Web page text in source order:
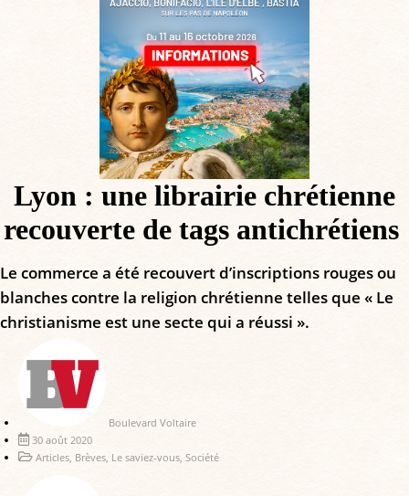
Lyon : une librairie chrétienne
recouverte de tags antichrétiens
Le commerce a été recouvert d’inscriptions rouges ou
blanches contre la religion chrétienne telles que « Le
christianisme est une secte qui a réussi ».
Boulevard Voltaire
30 août 2020
Articles, Brèves, Le saviez-vous, Société